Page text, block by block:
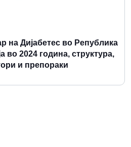
на Дијабетес во Република
во 2024 година, структура,
и препораки